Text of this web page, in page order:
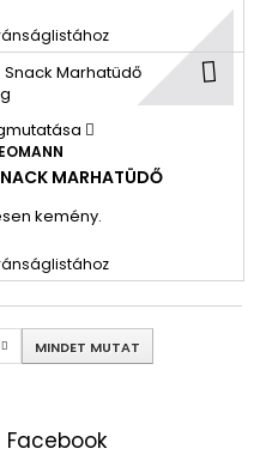
MARHATÜDŐ
kemény.
MINDET MUTAT
Facebook